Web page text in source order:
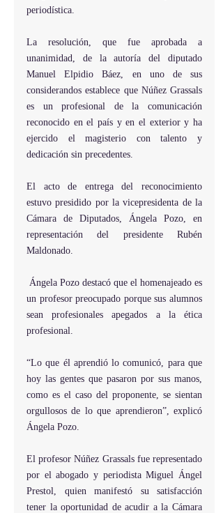
periodística.
La resolución, que fue aprobada a
unanimidad, de la autoría del diputado
Manuel Elpidio Báez, en uno de sus
considerandos establece que Núñez Grassals
es un profesional de la comunicación
reconocido en el país y en el exterior y ha
ejercido el magisterio con talento y
dedicación sin precedentes.
El acto de entrega del reconocimiento
estuvo presidido por la vicepresidenta de la
Cámara de Diputados, Ángela Pozo, en
representación del presidente Rubén
Maldonado.
un profesor preocupado porque sus alumnos
sean profesionales apegados a la ética
profesional.
“Lo que él aprendió lo comunicó, para que
hoy las gentes que pasaron por sus manos,
como es el caso del proponente, se sientan
orgullosos de lo que aprendieron”, explicó
Ángela Pozo.
El profesor Núñez Grassals fue representado
por el abogado y periodista Miguel Ángel
Prestol, quien manifestó su satisfacción
tener la oportunidad de acudir a la Cámara